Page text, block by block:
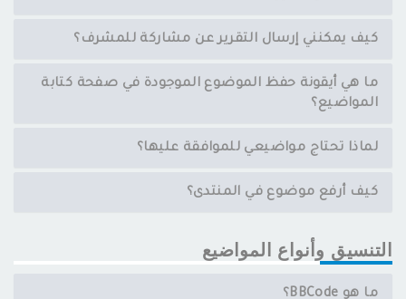
كيف يمكنني إرسال التقرير عن مشاركة للمشرف؟
ما هي أيقونة حفظ الموضوع الموجودة في صفحة كتابة
المواضيع؟
لماذا تحتاج مواضيعي للموافقة عليها؟
كيف أرفع موضوع في المنتدى؟
التنسيق وأنواع المواضيع
ما هو BBCode؟